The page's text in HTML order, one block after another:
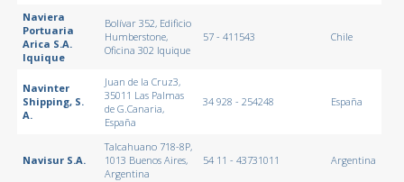
Naviera
Portuaria
Arica S.A.
Iquique
Bolívar 352, Edificio
Humberstone,
Oficina 302 Iquique
57 - 411543 Chile
Navinter
Shipping, S.
A.
Juan de la Cruz3,
35011 Las Palmas
de G.Canaria,
España
34 928 - 254248 España
Navisur S.A.
Talcahuano 718-8P,
1013 Buenos Aires,
Argentina
54 11 - 43731011 Argentina